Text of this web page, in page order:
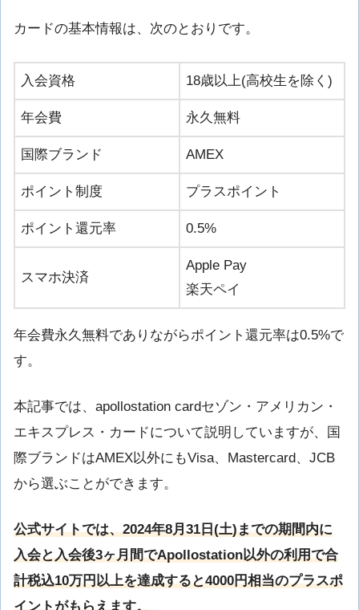
カードの基本情報は、次のとおりです。
入会資格 18歳以上(高校生を除く)
年会費 永久無料
国際ブランド AMEX
ポイント制度 プラスポイント
ポイント還元率 0.5%
スマホ決済
Apple Pay
楽天ペイ
年会費永久無料でありながらポイント還元率は0.5%で
す。
本記事では、apollostation cardセゾン・アメリカン・
エキスプレス・カードについて説明していますが、国
際ブランドはAMEX以外にもVisa、Mastercard、JCB
から選ぶことができます。
公式サイトでは、2024年8月31日(土)までの期間内に
入会と入会後3ヶ月間でApollostation以外の利用で合
計税込10万円以上を達成すると4000円相当のプラスポ
イントがもらえます。